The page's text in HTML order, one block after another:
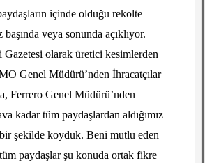
içinde olduğu rekolte
başında veya sonunda açıklıyor.
olarak üretici kesimlerden
Genel Müdürü’nden İhracatçılar
Ferrero Genel Müdürü’nden
kadar tüm paydaşlardan aldığımız
şekilde koyduk. Beni mutlu eden
paydaşlar şu konuda ortak fikre